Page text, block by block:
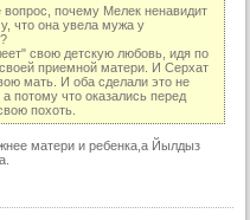
вопрос, почему Мелек ненавидит
что она увела мужа у
свою детскую любовь, идя по
приемной матери. И Серхат
мать. И оба сделали это не
потому что оказались перед
похоть.
матери и ребенка,а Йылдыз